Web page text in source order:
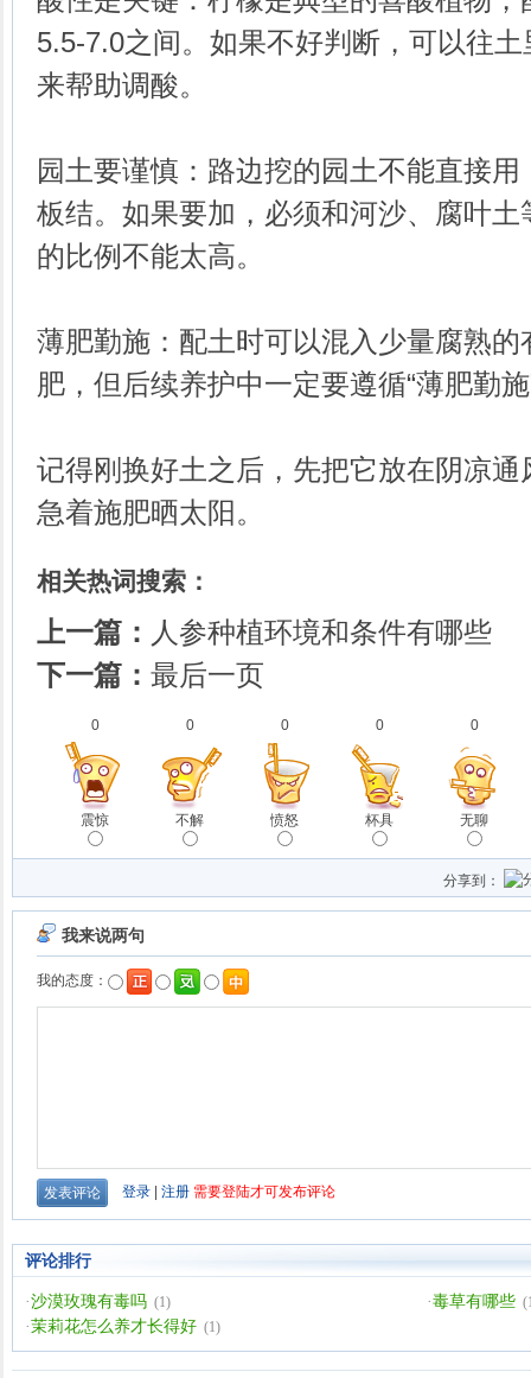
5.5-7.0之间。如果不好判断，可以往
来帮助调酸。
园土要谨慎：路边挖的园土不能直接
板结。如果要加，必须和河沙、腐叶
的比例不能太高。
薄肥勤施：配土时可以混入少量腐熟
肥，但后续养护中一定要遵循“薄肥勤
记得刚换好土之后，先把它放在阴凉
急着施肥晒太阳。
相关热词搜索：
上一篇： 人参种植环境和条件有哪些
下一篇： 最后一页
0
震惊
0
不解
0
愤怒
0
杯具
0
无聊
分享到：
评论排行
·沙漠玫瑰有毒吗 (1) ·毒草有哪些
·茉莉花怎么养才长得好 (1)